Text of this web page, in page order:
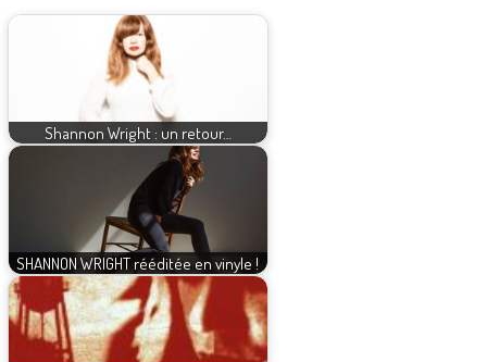
Shannon Wright : un retour…
SHANNON WRIGHT rééditée en vinyle !